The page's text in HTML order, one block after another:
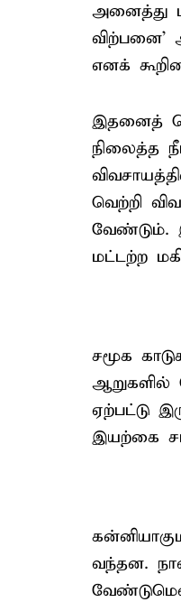
அனைத்து
விற்பனை'
எனக்
இதனைத்
நிலைத்த
வெற்றி
வேண்டும்.
மட்டற்ற
சமூக
ஆறுகளில்
ஏற்பட்டு
இயற்கை
வந்தன.